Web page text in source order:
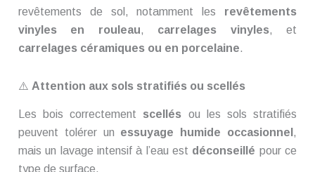
revêtements de sol, notamment les revêtements
vinyles en rouleau, carrelages vinyles, et
carrelages céramiques ou en porcelaine.
⚠️ Attention aux sols stratifiés ou scellés
Les bois correctement scellés ou les sols stratifiés
peuvent tolérer un essuyage humide occasionnel ,
mais un lavage intensif à l’eau est déconseillé pour ce
type de surface.